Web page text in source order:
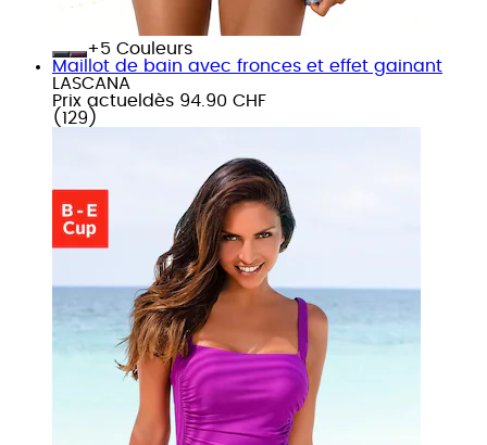
+
Couleurs
Maillot de bain avec fronces et effet gainant
LASCANA
Prix actuel dès 94.90 CHF
( 129 )